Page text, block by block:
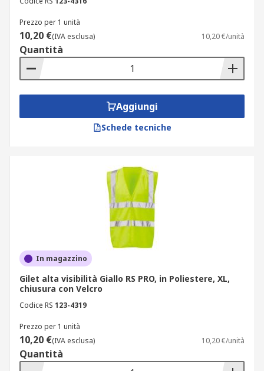
Prezzo per 1 unità
10,20 €(IVA esclusa) 10,20 €/unità
Quantità
Aggiungi
Schede tecniche
In magazzino
Gilet alta visibilità Giallo RS PRO, in Poliestere, XL,
chiusura con Velcro
Codice RS 123-4319
Prezzo per 1 unità
10,20 €(IVA esclusa) 10,20 €/unità
Quantità